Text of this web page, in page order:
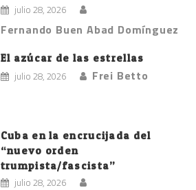
julio 28, 2026
Fernando Buen Abad Domínguez
El azúcar de las estrellas
julio 28, 2026 Frei Betto
Cuba en la encrucijada del
“nuevo orden
trumpista/fascista”
julio 28, 2026